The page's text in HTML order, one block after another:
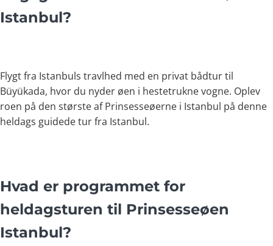
Istanbul?
Flygt fra Istanbuls travlhed med en privat bådtur til
Büyükada, hvor du nyder øen i hestetrukne vogne. Oplev
roen på den største af Prinsesseøerne i Istanbul på denne
heldags guidede tur fra Istanbul.
Hvad er programmet for
heldagsturen til Prinsesseøen
Istanbul?